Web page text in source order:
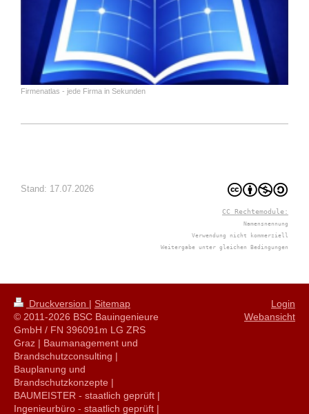
Firmenatlas - jede Firma in Sekunden
Stand: 17.07.2026
CC Rechtemodule:
Namensnennung
Verwendung nicht kommerziell
Weitergabe unter gleichen Bedingungen
Druckversion | Sitemap
© 2011-2026 BSC Bauingenieure
GmbH / FN 396091m LG ZRS
Graz | Baumanagement und
Brandschutzconsulting |
Bauplanung und
Brandschutzkonzepte |
BAUMEISTER - staatlich geprüft |
Ingenieurbüro - staatlich geprüft |
Login
Webansicht